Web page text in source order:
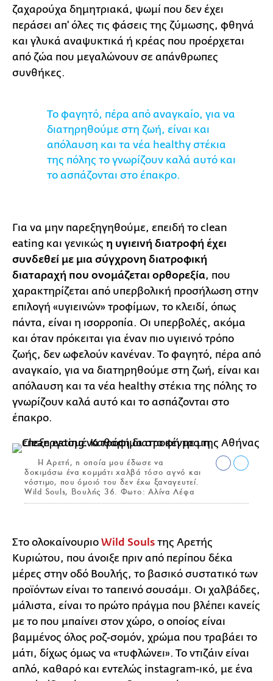
ζαχαρούχα δημητριακά, ψωμί που δεν έχει
περάσει απ' όλες τις φάσεις της ζύμωσης, φθηνά
και γλυκά αναψυκτικά ή κρέας που προέρχεται
από ζώα που μεγαλώνουν σε απάνθρωπες
συνθήκες.
Το φαγητό, πέρα από αναγκαίο, για να
διατηρηθούμε στη ζωή, είναι και
απόλαυση και τα νέα healthy στέκια
της πόλης το γνωρίζουν καλά αυτό και
το ασπάζονται στο έπακρο.
Για να μην παρεξηγηθούμε, επειδή το clean
eating και γενικώς η υγιεινή διατροφή έχει
συνδεθεί με μια σύγχρονη διατροφική
διαταραχή που ονομάζεται ορθορεξία, που
χαρακτηρίζεται από υπερβολική προσήλωση στην
επιλογή «υγιεινών» τροφίμων, το κλειδί, όπως
πάντα, είναι η ισορροπία. Οι υπερβολές, ακόμα
και όταν πρόκειται για έναν πιο υγιεινό τρόπο
ζωής, δεν ωφελούν κανέναν. Το φαγητό, πέρα από
αναγκαίο, για να διατηρηθούμε στη ζωή, είναι και
απόλαυση και τα νέα healthy στέκια της πόλης το
γνωρίζουν καλά αυτό και το ασπάζονται στο
έπακρο.
H Αρετή, η οποία μου έδωσε να
δοκιμάσω ένα κομμάτι χαλβά τόσο αγνό και
νόστιμο, που όμοιό του δεν έχω ξαναγευτεί.
Wild Souls, Βουλής 36. Φωτο: Αλίνα Λέφα
Στο ολοκαίνουριο Wild Souls της Αρετής
Κυριώτου, που άνοιξε πριν από περίπου δέκα
μέρες στην οδό Βουλής, το βασικό συστατικό των
προϊόντων είναι το ταπεινό σουσάμι. Οι χαλβάδες,
μάλιστα, είναι το πρώτο πράγμα που βλέπει κανείς
με το που μπαίνει στον χώρο, ο οποίος είναι
βαμμένος όλος ροζ-σομόν, χρώμα που τραβάει το
μάτι, δίχως όμως να «τυφλώνει». Το ντιζάιν είναι
απλό, καθαρό και εντελώς instagram-ικό, με ένα